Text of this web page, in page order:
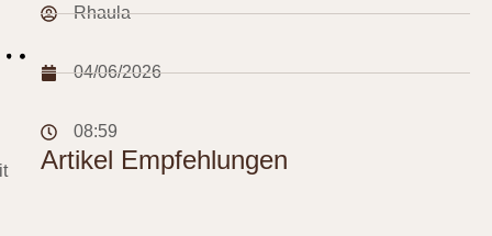
Rhaula
04/06/2026
08:59
Artikel Empfehlungen